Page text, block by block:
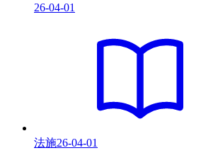
26-04-01
法施26-04-01